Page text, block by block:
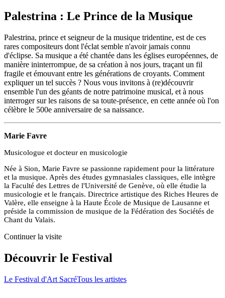
Palestrina : Le Prince de la Musique
Palestrina, prince et seigneur de la musique tridentine, est de ces
rares compositeurs dont l'éclat semble n'avoir jamais connu
d'éclipse. Sa musique a été chantée dans les églises européennes, de
manière ininterrompue, de sa création à nos jours, traçant un fil
fragile et émouvant entre les générations de croyants. Comment
expliquer un tel succès ? Nous vous invitons à (re)découvrir
ensemble l'un des géants de notre patrimoine musical, et à nous
interroger sur les raisons de sa toute-présence, en cette année où l'on
célèbre le 500e anniversaire de sa naissance.
Marie Favre
Musicologue et docteur en musicologie
Née à Sion, Marie Favre se passionne rapidement pour la littérature
et la musique. Après des études gymnasiales classiques, elle intègre
la Faculté des Lettres de l'Université de Genève, où elle étudie la
musicologie et le français. Directrice artistique des Riches Heures de
Valère, elle enseigne à la Haute École de Musique de Lausanne et
préside la commission de musique de la Fédération des Sociétés de
Chant du Valais.
Continuer la visite
Découvrir le Festival
Le Festival d'Art SacréTous les artistes